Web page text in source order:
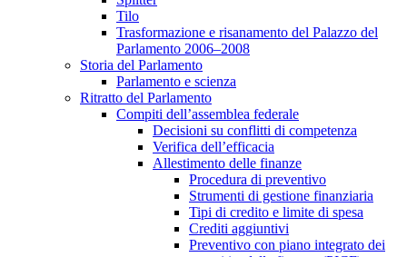
Tilo
Trasformazione e risanamento del Palazzo del
Parlamento 2006–2008
Storia del Parlamento
Parlamento e scienza
Ritratto del Parlamento
Compiti dell’assemblea federale
Decisioni su conflitti di competenza
Verifica dell’efficacia
Allestimento delle finanze
Procedura di preventivo
Strumenti di gestione finanziaria
Tipi di credito e limite di spesa
Crediti aggiuntivi
Preventivo con piano integrato dei